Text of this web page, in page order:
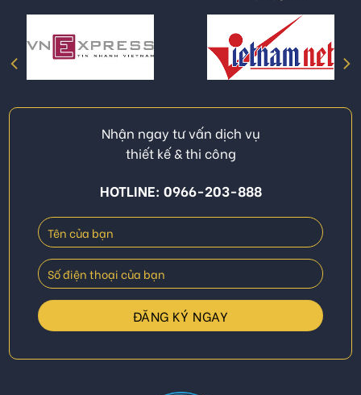
Nhận ngay tư vấn dịch vụ
thiết kế & thi công
HOTLINE: 0966-203-888